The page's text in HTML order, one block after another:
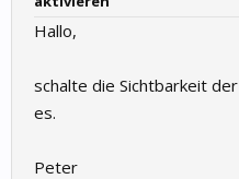
Hallo,
schalte die Sichtbarkeit
es.
Peter